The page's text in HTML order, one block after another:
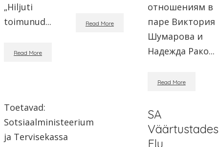
„Hiljuti
toimunud...
Read More
Read More
отношениям в
паре Виктория
Шумарова и
Надежда Рако...
Read More
Toetavad:
Sotsiaalministeerium
ja Tervisekassa
SA
Väärtustades
Elu